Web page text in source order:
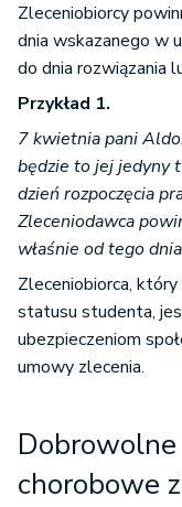
Zleceniobiorcy
dnia wskazanego w
do dnia rozwiązania
Przykład 1.
7 kwietnia pani
będzie to jej jedyny
dzień rozpoczęcia
Zleceniodawca
właśnie od tego
Zleceniobiorca, który
statusu studenta,
ubezpieczeniom
umowy zlecenia.
chorobowe